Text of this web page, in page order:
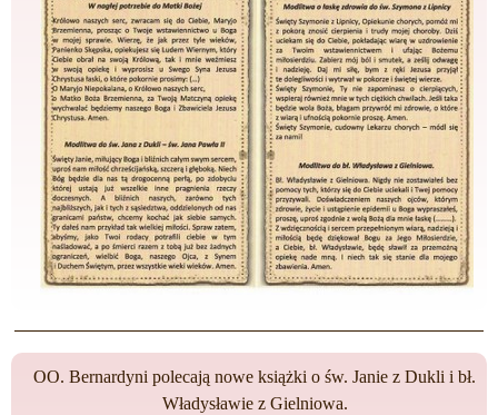
OO. Bernardyni polecają nowe książki o św. Janie z Dukli i bł.
Władysławie z Gielniowa.